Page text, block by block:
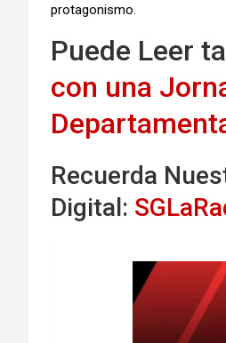
protagonismo.
Puede Leer
con una
Recuerda
Digital: